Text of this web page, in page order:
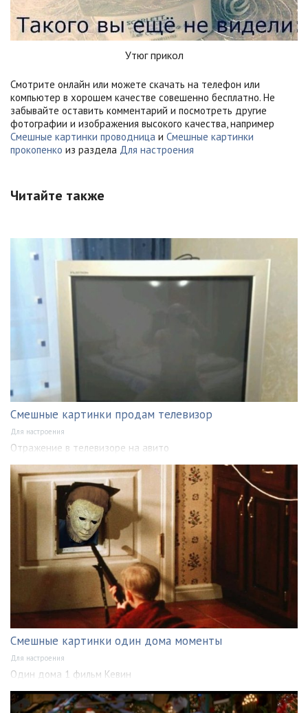
Утюг прикол
Смотрите онлайн или можете скачать на телефон или
компьютер в хорошем качестве совешенно бесплатно. Не
забывайте оставить комментарий и посмотреть другие
фотографии и изображения высокого качества, например
Смешные картинки проводница и Смешные картинки
прокопенко из раздела Для настроения
Читайте также
Смешные картинки продам телевизор
Для настроения
Отражение в телевизоре на авито
Смешные картинки один дома моменты
Для настроения
Один дома 1 фильм Кевин